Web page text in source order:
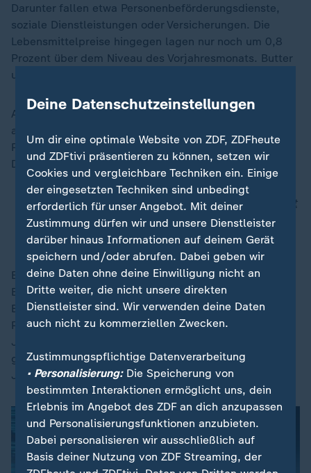
Darunter fallen etwa Personenbeförderungsdienste,
soziale Dienstleistungen oder Versicherungen. Die
Lebensmittelpreise hingegen lagen nur noch um 0,8
Prozent über dem Niveau des Vorjahresmonats. Butter
und Olivenöl wurden zum Beispiel billiger.
Allerdings kosten viele Nahrungsmittel deutlich mehr
als noch vor einigen Jahren: Fleisch von Rind (+14,1
Prozent) und Geflügel (+6,3 Prozent) war im
Dezember deutlich teurer als ein Jahr zuvor.
Inflation verändert Kaufverhalten: Discounter statt
Supermarkt
Große Preissprünge bei Lebensmitteln
Entspannung gab es im Dezember bei den
Energiepreisen: Sprit, Strom und Gas waren nach
Berechnungen des Bundesamtes im Dezember 1,3
Prozent günstiger als ein Jahr zuvor. Im
Jahresdurchschnitt war Energie sogar 2,4 Prozent
günstiger als 2024. Ohne diesen Posten hätte die
Jahresteuerungsrate 2,6 Prozent betragen.
Deine Datenschutzeinstellungen
Um dir eine optimale Website von ZDF, ZDFheute
und ZDFtivi präsentieren zu können, setzen wir
Cookies und vergleichbare Techniken ein. Einige
der eingesetzten Techniken sind unbedingt
erforderlich für unser Angebot. Mit deiner
Zustimmung dürfen wir und unsere Dienstleister
darüber hinaus Informationen auf deinem Gerät
speichern und/oder abrufen. Dabei geben wir
deine Daten ohne deine Einwilligung nicht an
Dritte weiter, die nicht unsere direkten
Dienstleister sind. Wir verwenden deine Daten
auch nicht zu kommerziellen Zwecken.
Zustimmungspflichtige Datenverarbeitung
• Personalisierung:Die Speicherung von
bestimmten Interaktionen ermöglicht uns, dein
Erlebnis im Angebot des ZDF an dich anzupassen
und Personalisierungsfunktionen anzubieten.
Dabei personalisieren wir ausschließlich auf
Basis deiner Nutzung von ZDF Streaming, der